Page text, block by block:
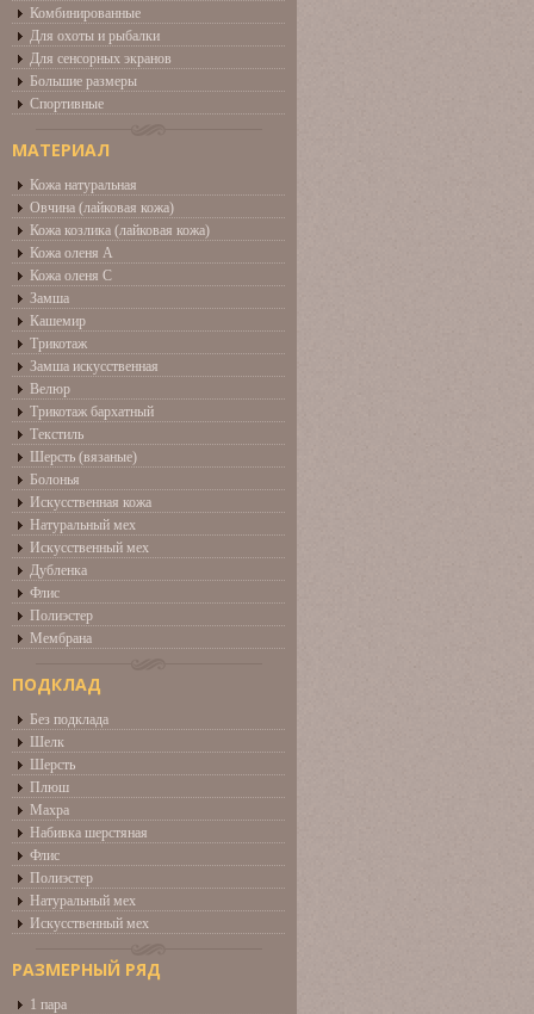
Комбинированные
Для охоты и рыбалки
Для сенсорных экранов
Большие размеры
Спортивные
МАТЕРИАЛ
Кожа натуральная
Овчина (лайковая кожа)
Кожа козлика (лайковая кожа)
Кожа оленя А
Кожа оленя С
Замша
Кашемир
Трикотаж
Замша искусственная
Велюр
Трикотаж бархатный
Текстиль
Шерсть (вязаные)
Болонья
Искусственная кожа
Натуральный мех
Искусственный мех
Дубленка
Флис
Полиэстер
Мембрана
ПОДКЛАД
Без подклада
Шелк
Шерсть
Плюш
Махра
Набивка шерстяная
Флис
Полиэстер
Натуральный мех
Искусственный мех
РАЗМЕРНЫЙ РЯД
1 пара